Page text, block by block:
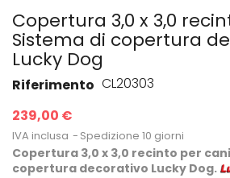
Copertura 3,0 x 3,0
Sistema di copertura
Lucky Dog
Riferimento CL20303
239,00 €
IVA inclusa Spedizione 10 giorni
Copertura 3,0 x 3,0 recinto per
copertura decorativo Lucky Dog.